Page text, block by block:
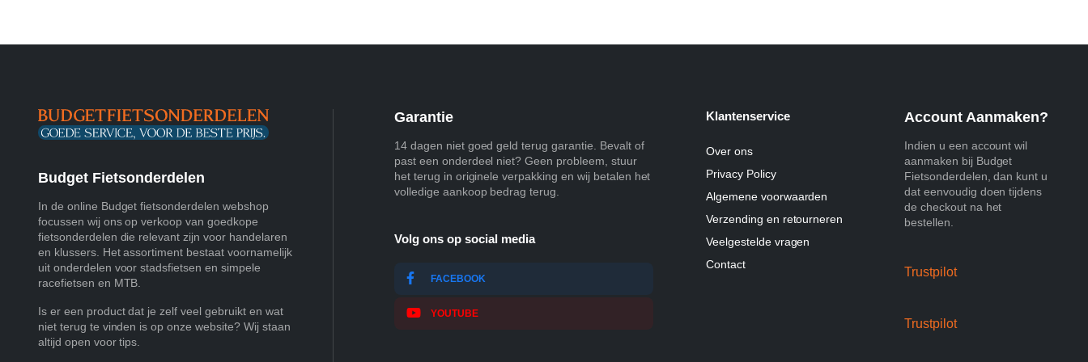
Budget Fietsonderdelen
In de online Budget fietsonderdelen webshop
focussen wij ons op verkoop van goedkope
fietsonderdelen die relevant zijn voor handelaren
en klussers. Het assortiment bestaat voornamelijk
uit onderdelen voor stadsfietsen en simpele
racefietsen en MTB.
Is er een product dat je zelf veel gebruikt en wat
niet terug te vinden is op onze website? Wij staan
altijd open voor tips.
Garantie
14 dagen niet goed geld terug garantie. Bevalt of
past een onderdeel niet? Geen probleem, stuur
het terug in originele verpakking en wij betalen het
volledige aankoop bedrag terug.
Volg ons op social media
FACEBOOK
YOUTUBE
Klantenservice
Over ons
Privacy Policy
Algemene voorwaarden
Verzending en retourneren
Veelgestelde vragen
Contact
Account Aanmaken?
Indien u een account wil
aanmaken bij Budget
Fietsonderdelen, dan kunt u
dat eenvoudig doen tijdens
de checkout na het
bestellen.
Trustpilot
Trustpilot